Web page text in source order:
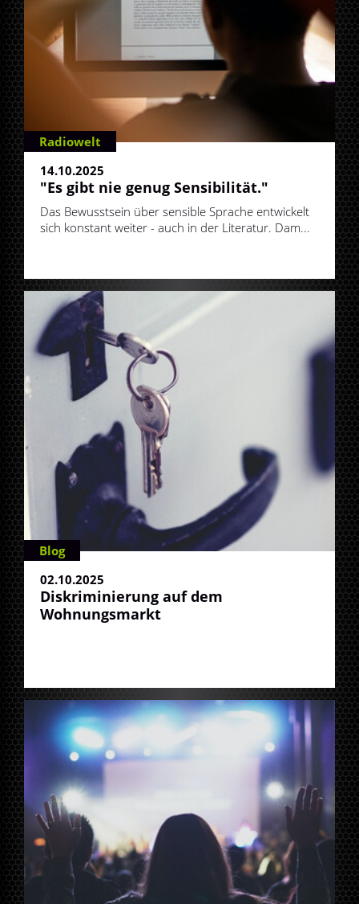
Radiowelt
14.10.2025
"Es gibt nie genug Sensibilität."
Das Bewusstsein über sensible Sprache entwickelt
sich konstant weiter - auch in der Literatur. Dam...
Blog
02.10.2025
Diskriminierung auf dem
Wohnungsmarkt